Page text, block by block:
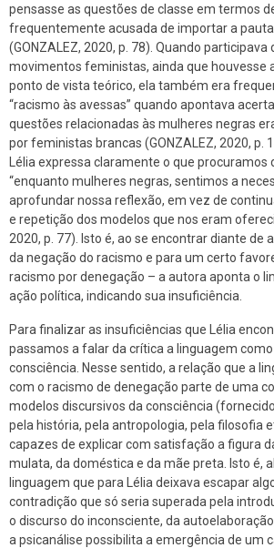
pensasse as questões de classe em termos
frequentemente acusada de importar a pauta
(GONZALEZ, 2020, p. 78). Quando participava
movimentos feministas, ainda que houvesse
ponto de vista teórico, ela também era
“racismo às avessas” quando apontava
questões relacionadas às mulheres negras
por feministas brancas (GONZALEZ, 2020, p.
Lélia expressa claramente o que procuramos
“enquanto mulheres negras, sentimos a
aprofundar nossa reflexão, em vez de
e repetição dos modelos que nos eram
2020, p. 77). Isto é, ao se encontrar diante de
da negação do racismo e para um certo
racismo por denegação – a autora aponta o
ação política, indicando sua insuficiência.
Para finalizar as insuficiências que Lélia
passamos a falar da crítica a linguagem
consciência. Nesse sentido, a relação que a
com o racismo de denegação parte de uma
modelos discursivos da consciência
pela história, pela antropologia, pela filosofia
capazes de explicar com satisfação a figura
mulata, da doméstica e da mãe preta. Isto é,
linguagem que para Lélia deixava escapar
contradição que só seria superada pela
o discurso do inconsciente, da
a psicanálise possibilita a emergência de um